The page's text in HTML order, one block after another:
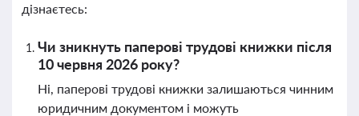
дізнаєтесь:
Чи зникнуть паперові трудові книжки після
10 червня 2026 року?
Ні, паперові трудові книжки залишаються чинним
юридичним документом і можуть